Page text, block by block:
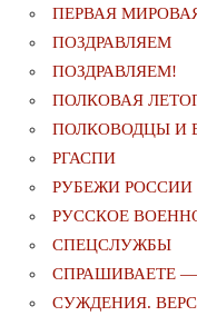
ПЕРВАЯ
ПОЗДРАВЛЯЕМ
ПОЗДРАВЛЯЕМ!
ПОЛКОВАЯ
ПОЛКОВОДЦЫ И
РГАСПИ
РУБЕЖИ РОССИИ
РУССКОЕ
СПЕЦСЛУЖБЫ
СПРАШИВАЕТЕ
СУЖДЕНИЯ.